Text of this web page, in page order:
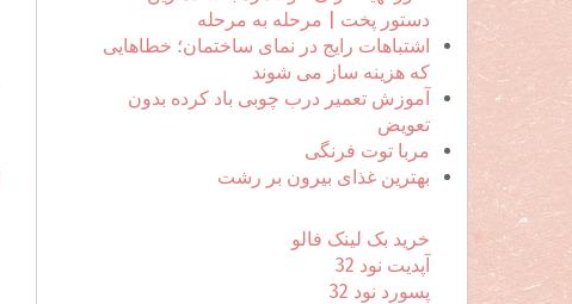
ا
ی
:
دستور پخت | مرحله به مرحله
اشتباهات رایج در نمای ساختمان؛ خطاهایی
که هزینه ساز می شوند
آموزش تعمیر درب چوبی باد کرده بدون
تعویض
مربا توت فرنگی
بهترین غذای بیرون بر رشت
خرید بک لینک فالو
آپدیت نود 32
پسورد نود 32